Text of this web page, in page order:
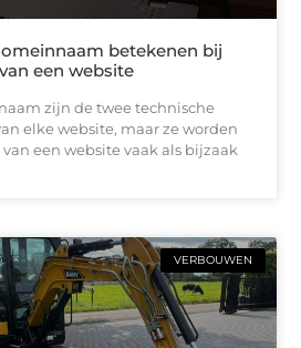
betekenen bij
een website
zijn de twee technische
elke website, maar ze worden
een website vaak als bijzaak
VERBOUWEN